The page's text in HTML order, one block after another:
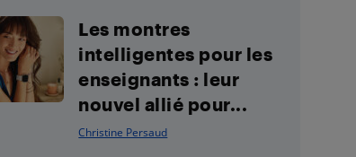
Les montres
intelligentes pour les
enseignants : leur
nouvel allié pour...
Christine Persaud